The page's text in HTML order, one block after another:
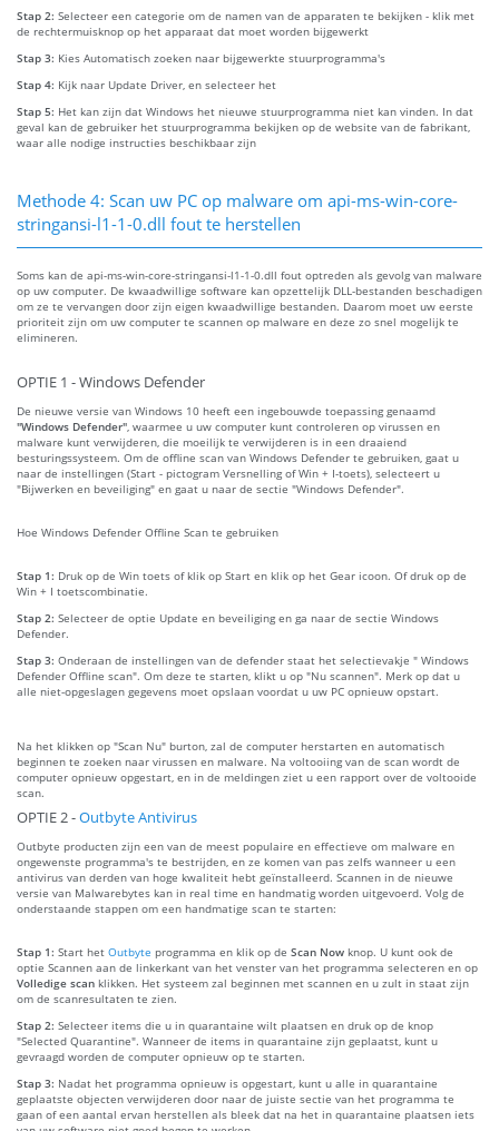
Stap 2: Selecteer een categorie om de namen van de apparaten te bekijken - klik met
de rechtermuisknop op het apparaat dat moet worden bijgewerkt
Stap 3: Kies Automatisch zoeken naar bijgewerkte stuurprogramma's
Stap 4: Kijk naar Update Driver, en selecteer het
Stap 5: Het kan zijn dat Windows het nieuwe stuurprogramma niet kan vinden. In dat
geval kan de gebruiker het stuurprogramma bekijken op de website van de fabrikant,
waar alle nodige instructies beschikbaar zijn
Methode 4: Scan uw PC op malware om api-ms-win-core-
stringansi-l1-1-0.dll fout te herstellen
Soms kan de api-ms-win-core-stringansi-l1-1-0.dll fout optreden als gevolg van malware
op uw computer. De kwaadwillige software kan opzettelijk DLL-bestanden beschadigen
om ze te vervangen door zijn eigen kwaadwillige bestanden. Daarom moet uw eerste
prioriteit zijn om uw computer te scannen op malware en deze zo snel mogelijk te
elimineren.
OPTIE 1 - Windows Defender
De nieuwe versie van Windows 10 heeft een ingebouwde toepassing genaamd
"Windows Defender" , waarmee u uw computer kunt controleren op virussen en
malware kunt verwijderen, die moeilijk te verwijderen is in een draaiend
besturingssysteem. Om de offline scan van Windows Defender te gebruiken, gaat u
naar de instellingen (Start - pictogram Versnelling of Win + I-toets), selecteert u
"Bijwerken en beveiliging" en gaat u naar de sectie "Windows Defender".
Hoe Windows Defender Offline Scan te gebruiken
Stap 1: Druk op de Win toets of klik op Start en klik op het Gear icoon. Of druk op de
Win + I toetscombinatie.
Stap 2: Selecteer de optie Update en beveiliging en ga naar de sectie Windows
Defender.
Stap 3: Onderaan de instellingen van de defender staat het selectievakje " Windows
Defender Offline scan". Om deze te starten, klikt u op "Nu scannen". Merk op dat u
alle niet-opgeslagen gegevens moet opslaan voordat u uw PC opnieuw opstart.
Na het klikken op "Scan Nu" burton, zal de computer herstarten en automatisch
beginnen te zoeken naar virussen en malware. Na voltooiing van de scan wordt de
computer opnieuw opgestart, en in de meldingen ziet u een rapport over de voltooide
scan.
OPTIE 2 -Outbyte Antivirus
Outbyte producten zijn een van de meest populaire en effectieve om malware en
ongewenste programma's te bestrijden, en ze komen van pas zelfs wanneer u een
antivirus van derden van hoge kwaliteit hebt geïnstalleerd. Scannen in de nieuwe
versie van Malwarebytes kan in real time en handmatig worden uitgevoerd. Volg de
onderstaande stappen om een handmatige scan te starten:
Stap 1: Start het Outbyte programma en klik op de Scan Now knop. U kunt ook de
optie Scannen aan de linkerkant van het venster van het programma selecteren en op
Volledige scan klikken. Het systeem zal beginnen met scannen en u zult in staat zijn
om de scanresultaten te zien.
Stap 2: Selecteer items die u in quarantaine wilt plaatsen en druk op de knop
"Selected Quarantine". Wanneer de items in quarantaine zijn geplaatst, kunt u
gevraagd worden de computer opnieuw op te starten.
Stap 3: Nadat het programma opnieuw is opgestart, kunt u alle in quarantaine
geplaatste objecten verwijderen door naar de juiste sectie van het programma te
gaan of een aantal ervan herstellen als bleek dat na het in quarantaine plaatsen iets